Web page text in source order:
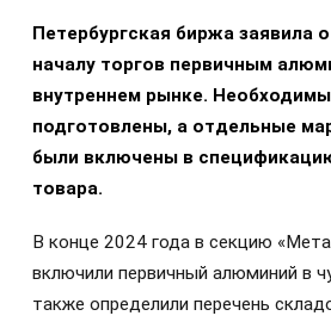
Петербургская биржа заявила
началу торгов первичным
внутреннем рынке.
подготовлены, а отдельные
были включены в
товара.
В конце 2024 года в секцию
включили первичный алюминий в
также определили перечень